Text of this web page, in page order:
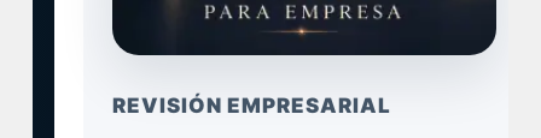
REVISIÓN EMPRESARIAL